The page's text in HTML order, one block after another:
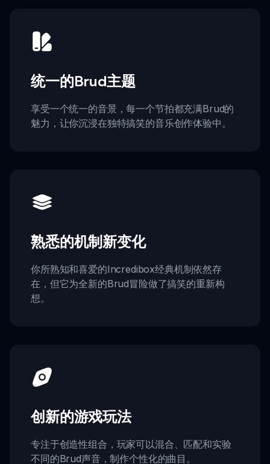
统一的Brud主题
享受一个统一的音景，每一个节拍都充满Brud的
魅力，让你沉浸在独特搞笑的音乐创作体验中。
熟悉的机制新变化
你所熟知和喜爱的Incredibox经典机制依然存
在，但它为全新的Brud冒险做了搞笑的重新构
想。
创新的游戏玩法
专注于创造性组合，玩家可以混合、匹配和实验
不同的Brud声音，制作个性化的曲目。